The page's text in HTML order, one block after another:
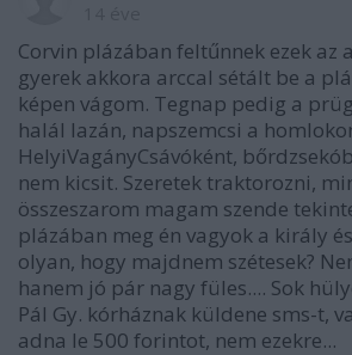
Corvin plázában feltűnnek ezek az
gyerek akkora arccal sétált be a
képen vágom. Tegnap pedig a
halál lazán, napszemcsi a
HelyiVagányCsávóként,
nem kicsit. Szeretek traktorozni,
összeszarom magam szende
plázában meg én vagyok a király
olyan, hogy majdnem szétesek?
hanem jó pár nagy füles.... Sok
Pál Gy. kórháznak küldene sms-t,
adna le 500 forintot, nem ezekre...